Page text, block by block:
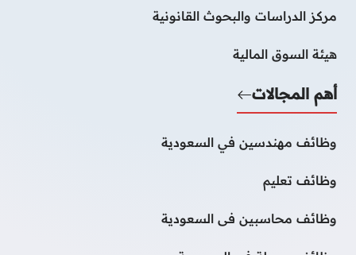
مركز الدراسات والبحوث القانونية
هيئة السوق المالية
أهم المجالات
وظائف مهندسين في السعودية
وظائف تعليم
وظائف محاسبين فى السعودية